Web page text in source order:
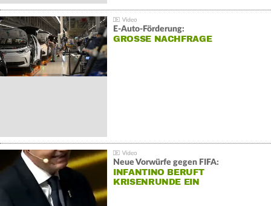
E-Auto-Förderung:
GROSSE NACHFRAGE
Neue Vorwürfe gegen FIFA:
INFANTINO BERUFT
KRISENRUNDE EIN